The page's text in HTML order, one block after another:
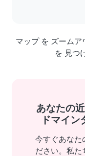
マップ を ズーム
を 見つ
あなたの
ドマイン
今すぐあなた
ださい。私た